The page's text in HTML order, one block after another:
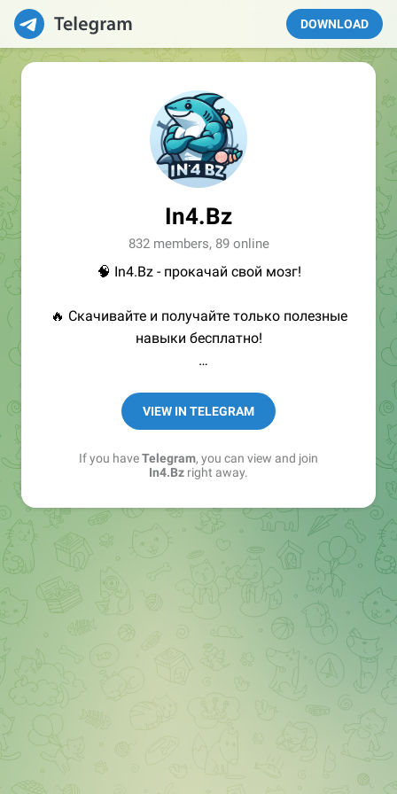
DOWNLOAD
In4.Bz
832 members, 89 online
🧠 In4.Bz - прокачай свой мозг!
🔥 Скачивайте и получайте только полезные
навыки бесплатно!
➖ in4.bz/
➖ https://t.me/in4bz
➖ twitter.com/bz_in4
➖ https://t.me/in4news
VIEW IN TELEGRAM
If you haveTelegram, you can view and join
In4.Bz right away.